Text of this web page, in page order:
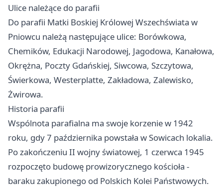
Ulice należące do parafii
Do parafii Matki Boskiej Królowej Wszechświata w
Pniowcu należą następujące ulice: Borówkowa,
Chemików, Edukacji Narodowej, Jagodowa, Kanałowa,
Okrężna, Poczty Gdańskiej, Siwcowa, Szczytowa,
Świerkowa, Westerplatte, Zakładowa, Zalewisko,
Żwirowa.
Historia parafii
Wspólnota parafialna ma swoje korzenie w 1942
roku, gdy 7 października powstała w Sowicach lokalia.
Po zakończeniu II wojny światowej, 1 czerwca 1945
rozpoczęto budowę prowizorycznego kościoła -
baraku zakupionego od Polskich Kolei Państwowych.